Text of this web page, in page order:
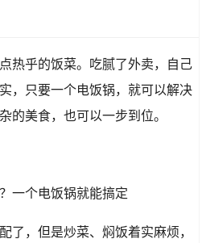
热乎的饭菜。吃腻了外卖，自己
，只要一个电饭锅，就可以解决
的美食，也可以一步到位。
了，但是炒菜、焖饭着实麻烦，